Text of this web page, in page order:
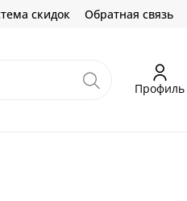
скидок Обратная связь
Профиль